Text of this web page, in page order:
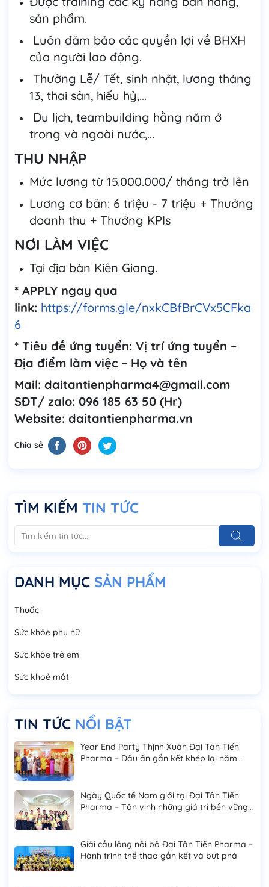
sản phẩm.
Luôn đảm bảo các quyền lợi về BHXH
của người lao động.
Thưởng Lễ/ Tết, sinh nhật, lương tháng
13, thai sản, hiếu hỷ,...
Du lịch, teambuilding hằng năm ở
trong và ngoài nước,...
THU NHẬP
Mức lương từ 15.000.000/ tháng trở lên
Lương cơ bản: 6 triệu - 7 triệu + Thưởng
doanh thu + Thưởng KPIs
NƠI LÀM VIỆC
Tại địa bàn Kiên Giang.
* APPLY ngay qua
link: https://forms.gle/nxkCBfBrCVx5CFka
6
* Tiêu đề ứng tuyển: Vị trí ứng tuyển –
Địa điểm làm việc – Họ và tên
Mail: daitantienpharma4@gmail.com
SĐT/ zalo: 096 185 63 50 (Hr)
Website: daitantienpharma.vn
Chia sẻ
TÌM KIẾM TIN TỨC
DANH MỤC SẢN PHẨM
Thuốc
Sức khỏe phụ nữ
Sức khỏe trẻ em
Sức khoẻ mắt
TIN TỨC NỔI BẬT
Year End Party Thịnh Xuân Đại Tân Tiến
Pharma – Dấu ấn gắn kết khép lại năm
Ngày Quốc tế Nam giới tại Đại Tân Tiến
Pharma – Tôn vinh những giá trị bền vững
Giải cầu lông nội bộ Đại Tân Tiến Pharma –
Hành trình thể thao gắn kết và bứt phá